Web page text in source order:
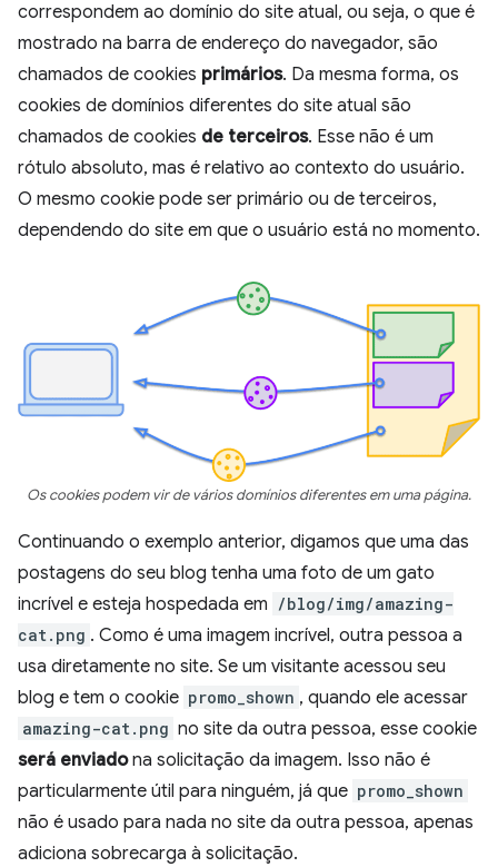
correspondem ao domínio do site atual, ou seja, o que é
mostrado na barra de endereço do navegador, são
chamados de cookies primários. Da mesma forma, os
cookies de domínios diferentes do site atual são
chamados de cookies de terceiros. Esse não é um
rótulo absoluto, mas é relativo ao contexto do usuário.
O mesmo cookie pode ser primário ou de terceiros,
dependendo do site em que o usuário está no momento.
Os cookies podem vir de vários domínios diferentes em uma página.
Continuando o exemplo anterior, digamos que uma das
postagens do seu blog tenha uma foto de um gato
incrível e esteja hospedada em /blog/img/amazing-
cat.png . Como é uma imagem incrível, outra pessoa a
usa diretamente no site. Se um visitante acessou seu
blog e tem o cookie promo_shown , quando ele acessar
amazing-cat.png no site da outra pessoa, esse cookie
será enviadona solicitação da imagem. Isso não é
particularmente útil para ninguém, já que promo_shown
não é usado para nada no site da outra pessoa, apenas
adiciona sobrecarga à solicitação.